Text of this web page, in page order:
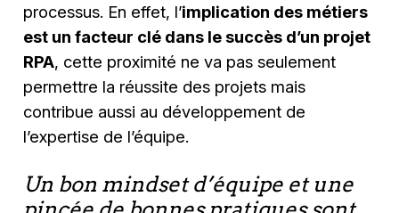
processus. En effet, l’implication des métiers
est un facteur clé dans le succès d’un projet
RPA, cette proximité ne va pas seulement
permettre la réussite des projets mais
contribue aussi au développement de
l’expertise de l’équipe.
Un bon mindset d’équipe et une